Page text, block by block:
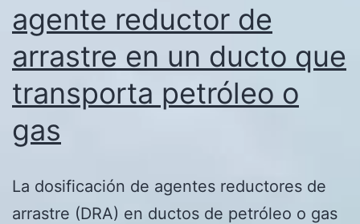
agente reductor de
arrastre en un ducto que
transporta petróleo o
gas
La dosificación de agentes reductores de
arrastre (DRA) en ductos de petróleo o gas